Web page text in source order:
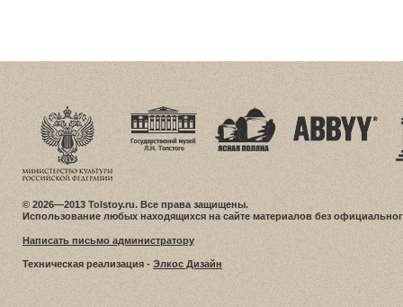
© 2026—2013 Tolstoy.ru. Все права защищены.
Использование любых находящихся на сайте материалов без
Написать письмо администратору
Техническая реализация - Элкос Дизайн